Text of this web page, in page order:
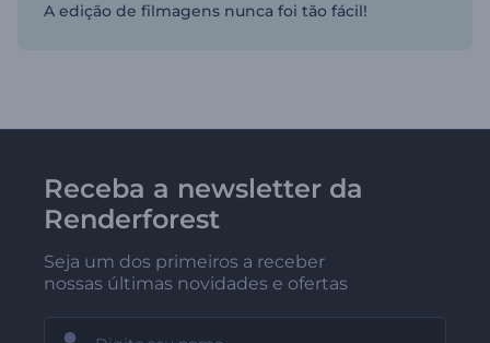
A edição de filmagens nunca foi tão fácil!
Receba a newsletter da
Renderforest
Seja um dos primeiros a receber
nossas últimas novidades e ofertas